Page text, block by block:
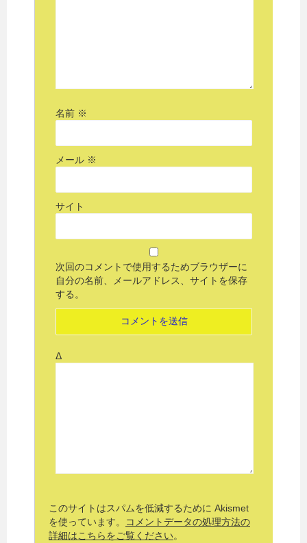
名前 ※
メール ※
サイト
次回のコメントで使用するためブラウザーに
自分の名前、メールアドレス、サイトを保存
する。
Δ
このサイトはスパムを低減するために Akismet
を使っています。
コメントデータの処理方法の
詳細はこちらをご覧ください。